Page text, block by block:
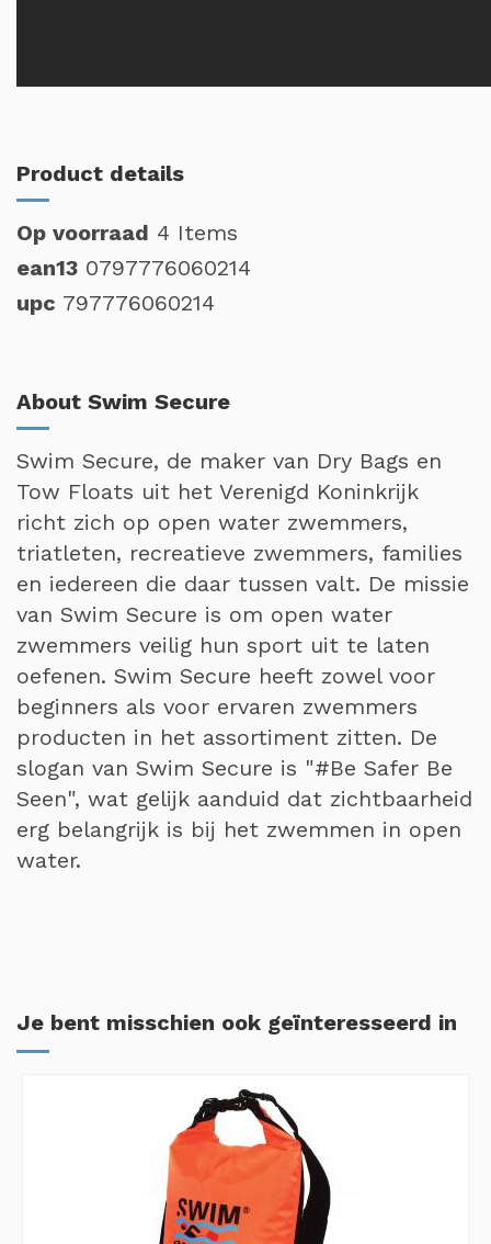
Product details
Op voorraad 4 Items
ean13 0797776060214
upc 797776060214
About Swim Secure
Swim Secure, de maker van Dry Bags en
Tow Floats uit het Verenigd Koninkrijk
richt zich op open water zwemmers,
triatleten, recreatieve zwemmers, families
en iedereen die daar tussen valt. De missie
van Swim Secure is om open water
zwemmers veilig hun sport uit te laten
oefenen. Swim Secure heeft zowel voor
beginners als voor ervaren zwemmers
producten in het assortiment zitten. De
slogan van Swim Secure is "#Be Safer Be
Seen", wat gelijk aanduid dat zichtbaarheid
erg belangrijk is bij het zwemmen in open
water.
Je bent misschien ook geïnteresseerd in